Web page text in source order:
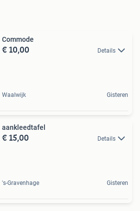
Commode
€ 10,00 Details
Waalwijk Gisteren
aankleedtafel
€ 15,00 Details
's-Gravenhage Gisteren